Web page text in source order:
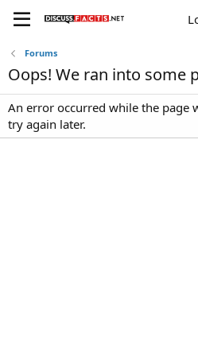
Forums
Oops! We ran into some
An error occurred while the page
try again later.